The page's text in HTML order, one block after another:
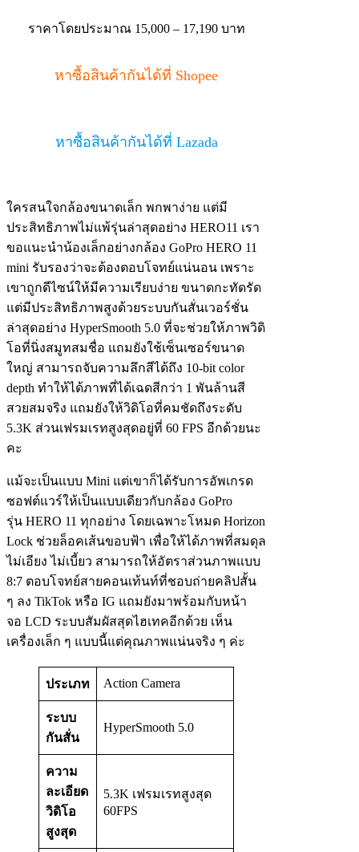
ราคาโดยประมาณ 15,000 – 17,190 บาท
หาซื้อสินค้ากันได้ที่ Shopee
หาซื้อสินค้ากันได้ที่ Lazada
ใครสนใจกล้องขนาดเล็ก พกพาง่าย แต่มี
ประสิทธิภาพไม่แพ้รุ่นล่าสุดอย่าง HERO11 เรา
ขอแนะนำน้องเล็กอย่างกล้อง GoPro HERO 11
mini รับรองว่าจะต้องตอบโจทย์แน่นอน เพราะ
เขาถูกดีไซน์ให้มีความเรียบง่าย ขนาดกะทัดรัด
แต่มีประสิทธิภาพสูงด้วยระบบกันสั่นเวอร์ชั่น
ล่าสุดอย่าง HyperSmooth 5.0 ที่จะช่วยให้ภาพวิดิ
โอที่นิ่งสมูทสมชื่อ แถมยังใช้เซ็นเซอร์ขนาด
ใหญ่ สามารถจับความลึกสีได้ถึง 10-bit color
depth ทำให้ได้ภาพที่ได้เฉดสีกว่า 1 พันล้านสี
สวยสมจริง แถมยังให้วิดิโอที่คมชัดถึงระดับ
5.3K ส่วนเฟรมเรทสูงสุดอยู่ที่ 60 FPS อีกด้วยนะ
คะ
แม้จะเป็นแบบ Mini แต่เขาก็ได้รับการอัพเกรด
ซอฟต์แวร์ให้เป็นแบบเดียวกับกล้อง GoPro
รุ่น HERO 11 ทุกอย่าง โดยเฉพาะโหมด Horizon
Lock ช่วยล็อคเส้นขอบฟ้า เพื่อให้ได้ภาพที่สมดุล
ไม่เอียง ไม่เบี้ยว สามารถให้อัตราส่วนภาพแบบ
8:7 ตอบโจทย์สายคอนเท้นท์ที่ชอบถ่ายคลิปสั้น
ๆ ลง TikTok หรือ IG แถมยังมาพร้อมกับหน้า
จอ LCD ระบบสัมผัสสุดไฮเทคอีกด้วย เห็น
เครื่องเล็ก ๆ แบบนี้แต่คุณภาพแน่นจริง ๆ ค่ะ
ประเภท Action Camera
ระบบ
กันสั่น
HyperSmooth 5.0
ความ
ละเอียด
วิดิโอ
สูงสุด
5.3K เฟรมเรทสูงสุด
60FPS